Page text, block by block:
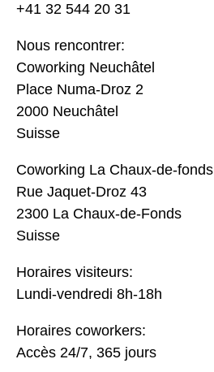
+41 32 544 20 31
Nous rencontrer:
Coworking Neuchâtel
Place Numa-Droz 2
2000 Neuchâtel
Suisse
Coworking La Chaux-de-fonds
Rue Jaquet-Droz 43
2300 La Chaux-de-Fonds
Suisse
Horaires visiteurs:
Lundi-vendredi 8h-18h
Horaires coworkers:
Accès 24/7, 365 jours